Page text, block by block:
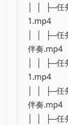
│ │ ├─任
1.mp4
│ │ ├─任
伴奏.mp4
│ │ ├─任
1.mp4
│ │ ├─任
伴奏.mp4
│ │ ├─任